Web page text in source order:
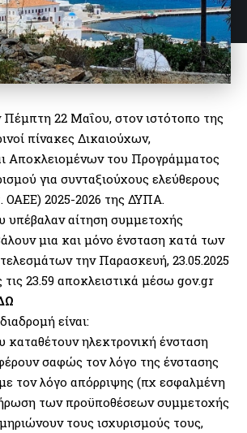
Πέμπτη 22 Μαΐου, στον ιστότοπο της
πίνακες Δικαιούχων,
Αποκλειομένων του Προγράμματος
για συνταξιούχους ελεύθερους
ΟΑΕΕ) 2025-2026 της ΔΥΠΑ.
υπέβαλαν αίτηση συμμετοχής
μια και μόνο ένσταση κατά των
την Παρασκευή, 23.05.2025
τις 23.59 αποκλειστικά μέσω gov.gr
είναι:
καταθέτουν ηλεκτρονική ένσταση
σαφώς τον λόγο της ένστασης
τον λόγο απόρριψης (πχ εσφαλμένη
των προϋποθέσεων συμμετοχής
τους ισχυρισμούς τους,